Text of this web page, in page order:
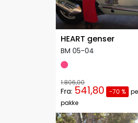
HEART genser
BM 05-04
1.806,00
Fra: 541,80 -70 %
pakke